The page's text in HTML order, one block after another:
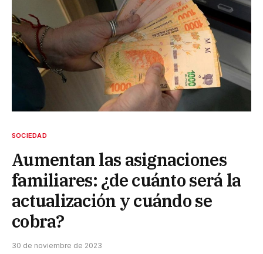
SOCIEDAD
Aumentan las asignaciones
familiares: ¿de cuánto será la
actualización y cuándo se
cobra?
30 de noviembre de 2023